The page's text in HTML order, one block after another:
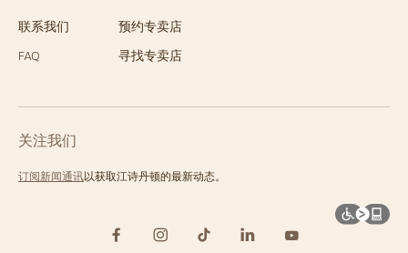
联系我们
预约专卖店
FAQ
寻找专卖店
关注我们
订阅新闻通讯以获取江诗丹顿的最新动态。